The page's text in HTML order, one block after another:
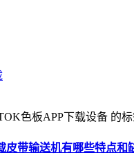
色板APP下载设备 的标
皮带输送机有哪些特点